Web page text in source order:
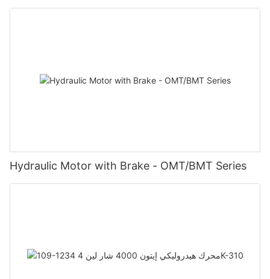
Hydraulic Motor with Brake - OMT/BMT Series